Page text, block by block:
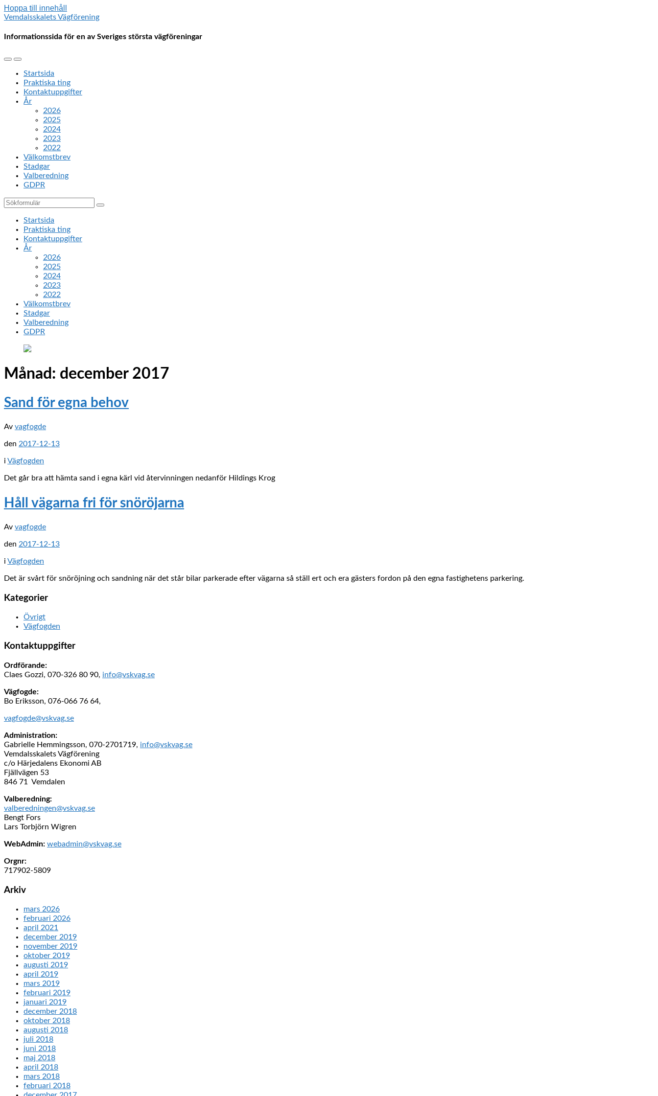
Hoppa till innehåll
Vemdalsskalets Vägförening
Informationssida för en av Sveriges största vägföreningar
Slå
mobilmenyn
Slå
på/av
sökfältet
Startsida
Praktiska ting
Kontaktuppgifter
År
2026
2025
2024
2023
2022
Välkomstbrev
Stadgar
Valberedning
GDPR
Sök
Startsida
Praktiska ting
Kontaktuppgifter
År
2026
2025
2024
2023
2022
Välkomstbrev
Stadgar
Valberedning
GDPR
Månad: december 2017
Sand för egna behov
Av vagfogde
den 2017-12-13
i Vägfogden
Det går bra att hämta sand i egna kärl vid återvinningen nedanför Hildings Krog
Håll vägarna fri för snöröjarna
Av vagfogde
den 2017-12-13
i Vägfogden
Det är svårt för snöröjning och sandning när det står bilar parkerade efter vägarna så ställ ert och era gästers fordon på den egna fastighetens parkering.
Kategorier
Övrigt
Vägfogden
Kontaktuppgifter
Ordförande:
Claes Gozzi, 070-326 80 90, info@vskvag.se
Vägfogde:
Bo Eriksson, 076-066 76 64,
vagfogde@vskvag.se
Administration:
Gabrielle Hemmingsson, 070-2701719, info@vskvag.se
Vemdalsskalets Vägförening
c/o Härjedalens Ekonomi AB
Fjällvägen 53
846 71 Vemdalen
Valberedning:
valberedningen@vskvag.se
Bengt Fors
Lars Torbjörn Wigren
WebAdmin: webadmin@vskvag.se
Orgnr:
717902-5809
Arkiv
mars 2026
februari 2026
april 2021
december 2019
november 2019
oktober 2019
augusti 2019
april 2019
mars 2019
februari 2019
januari 2019
december 2018
oktober 2018
augusti 2018
juli 2018
juni 2018
maj 2018
april 2018
mars 2018
februari 2018